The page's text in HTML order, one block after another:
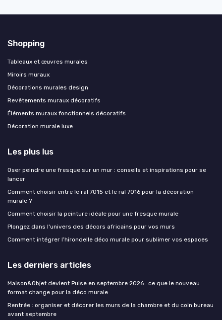
Shopping
Tableaux et œuvres murales
Miroirs muraux
Décorations murales design
Revêtements muraux décoratifs
Éléments muraux fonctionnels décoratifs
Décoration murale luxe
Les plus lus
Oser peindre une fresque sur un mur : conseils et inspirations pour se
lancer
Comment choisir entre le ral 7015 et le ral 7016 pour la décoration
murale ?
Comment choisir la peinture idéale pour une fresque murale
Plongez dans l'univers des décors africains pour vos murs
Comment intégrer l’hirondelle déco murale pour sublimer vos espaces
Les derniers articles
Maison&Objet devient Pulse en septembre 2026 : ce que le nouveau
format change pour la déco murale
Rentrée : organiser et décorer les murs de la chambre et du coin bureau
avant septembre